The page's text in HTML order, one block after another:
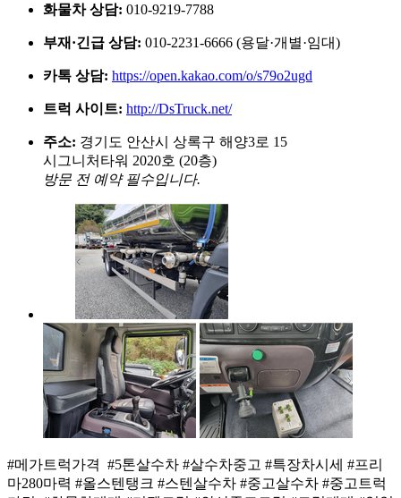
화물차 상담: 010-9219-7788
부재·긴급 상담: 010-2231-6666 (용달·개별·임대)
카톡 상담: https://open.kakao.com/o/s79o2ugd
트럭 사이트: http://DsTruck.net/
주소: 경기도 안산시 상록구 해양3로 15
시그니처타워 2020호 (20층)
방문 전 예약 필수입니다.
#메가트럭가격 #5톤살수차 #살수차중고 #특장차시세 #프리
마280마력 #올스텐탱크 #스텐살수차 #중고살수차 #중고트럭